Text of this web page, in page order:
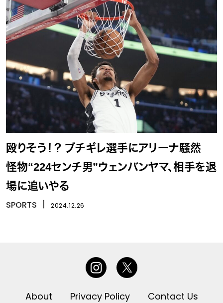
殴りそう！？ ブチギレ選手にアリーナ騒然
怪物“224センチ男”ウェンバンヤマ、相手を退
場に追いやる
SPORTS 2024.12.26
About Privacy Policy Contact Us